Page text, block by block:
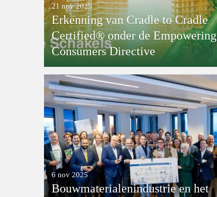
Erkenning van Cradle to Cradle
Certified® onder de Empowering
Consumers Directive
21 nov 2025
Bouwmaterialenindustrie en het
6 nov 2025